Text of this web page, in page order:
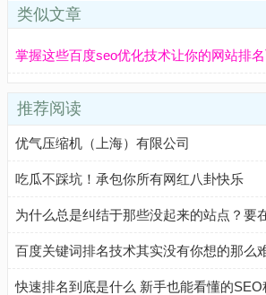
类似文章
掌握这些百度seo优化技术让你的网站排
推荐阅读
优气压缩机（上海）有限公司
吃瓜不踩坑！承包你所有网红八卦快乐
百度关键词排名技术其实没有你想的那么
快速排名到底是什么 新手也能看懂的SEO